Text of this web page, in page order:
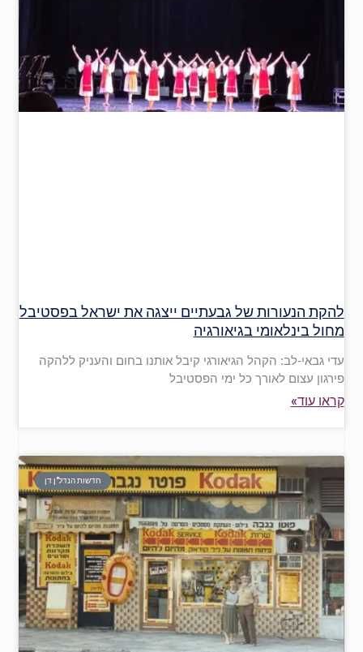
להקת הנעורות של גבעתיים ייצגה את ישראל בפסטיבל
מחול בינלאומי בגיאורגיה
עדי גבאי-לב: הקהל הגיאורגי קיבל אותנו בחום והעניק ללהקה
פירגון עצום לאורך כל ימי הפסטיבל
קראו עוד»
חדשות הנדל"ן דן